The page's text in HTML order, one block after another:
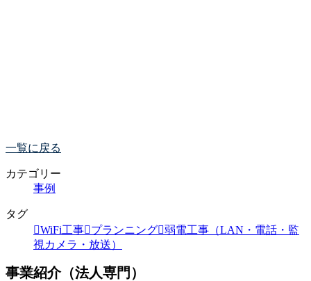
一覧に戻る
カテゴリー
事例
タグ
WiFi工事
プランニング 弱電工事（LAN・電話・監
視カメラ・放送）
事業紹介（法人専門）